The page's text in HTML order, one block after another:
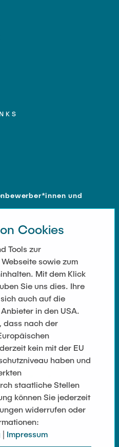
und
Cookies
Tools zur
sowie zum
Mit dem Klick
Sie uns dies. Ihre
auch auf die
in den USA.
dass nach der
kein mit der EU
haben und
staatliche Stellen
können Sie jederzeit
widerrufen oder
| Impressum